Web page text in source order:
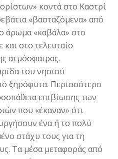
κοντά στο Καστρί
«βασταζόμενα» από
άρωμα «καβάλα» στο
στο τελευταίο
ατμόσφαιρας.
του νησιού
ξηρόφυτα. Περισσότερο
επιβίωσης των
που «έκαναν» ότι
ένα ή το πολύ
στάχυ τους για τη
Τα μέσα μεταφοράς από